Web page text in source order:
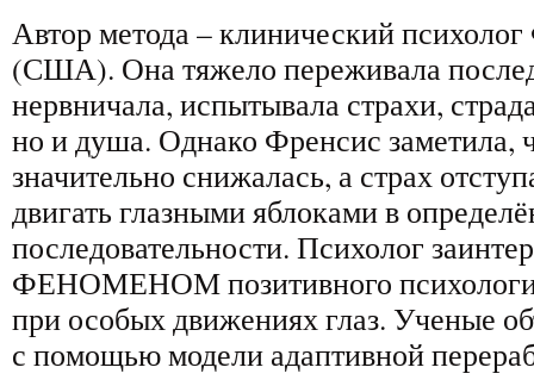
Автор метода – клинический
(США). Она тяжело переживала
нервничала, испытывала страхи,
но и душа. Однако Френсис заметила,
значительно снижалась, а страх
двигать глазными яблоками в
последовательности. Психолог
ФЕНОМЕНОМ позитивного
при особых движениях глаз. Ученые
с помощью модели адаптивной